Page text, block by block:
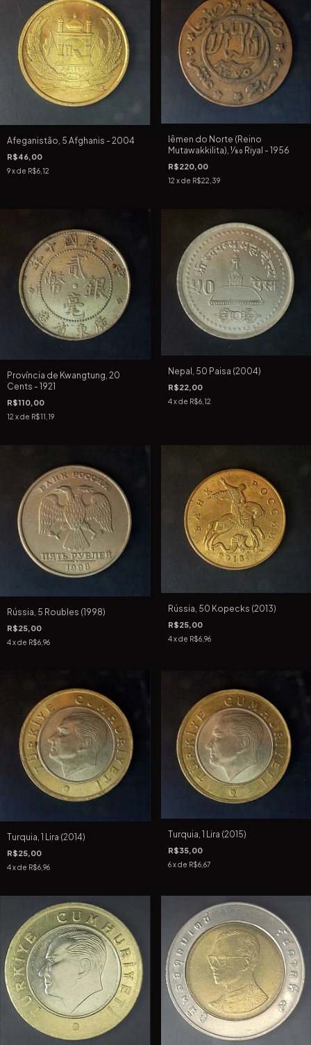
Afeganistão, 5 Afghanis - 2004
R$46,00
9x de R$6,12
Iêmen do Norte (Reino
Mutawakkilita), 1⁄80 Riyal - 1956
R$220,00
12 x de R$22,39
Província de Kwangtung, 20
Cents - 1921
R$110,00
12 x de R$11,19
Nepal, 50 Paisa (2004)
R$22,00
4 x de R$6,12
Rússia, 5 Roubles (1998)
R$25,00
4x de R$6,96
Rússia, 50 Kopecks (2013)
R$25,00
4 x de R$6,96
Turquia, 1 Lira (2014)
R$25,00
4x de R$6,96
Turquia, 1 Lira (2015)
R$35,00
6 x de R$6,67